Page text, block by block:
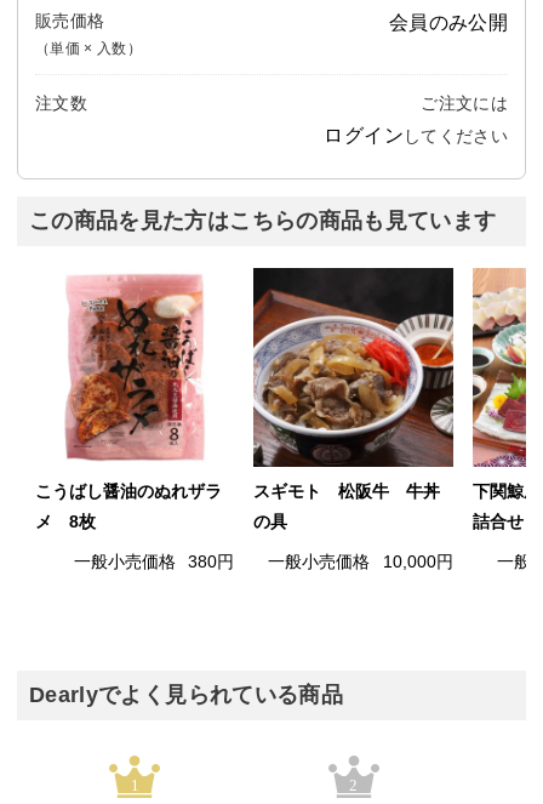
販売価格
（単価 × 入数）
会員のみ公開
注文数 ご注文には
ログイン してください
この商品を見た方はこちらの商品も見ています
こうばし醤油のぬれザラ
メ 8枚
一般小売価格 380円
スギモト 松阪牛 牛丼
の具
一般小売価格 10,000円
下関鯨
詰合せ
一般
Dearlyでよく見られている商品
1 2